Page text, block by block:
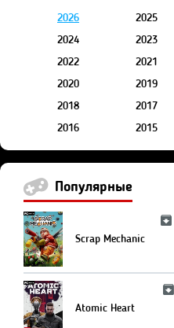
2026
2025
2024
2023
2022
2021
2020
2019
2018
2017
2016
2015
Популярные
Scrap Mechanic
Atomic Heart